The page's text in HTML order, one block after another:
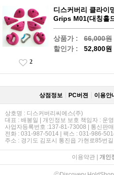
디스커버리 클라이
Grips M01(대칭홀
상품가 : 66,000원
할인가 : 52,800원
2
상점정보 PC버젼 이용안
상호명 : 디스커버리씨에스(주)
대표 : 배봉일 | 개인정보 보호 책임자 : 운
사업자등록번호 :137-81-73008 | 통신판
전화 : 031-987-5014 | 팩스 : 031-986-
주소 : 경기도 김포시 통진읍 가현로85번
이용약관| 개인